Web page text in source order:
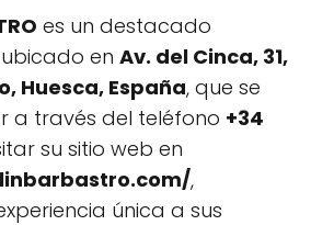
es un destacado
en Av. del Cinca, 31,
Huesca, España, que se
a través del teléfono +34
su sitio web en
,
única a sus